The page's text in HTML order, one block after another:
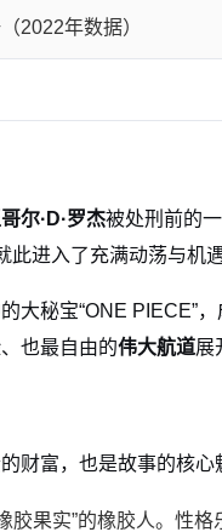
2022年数据）
尔·D·罗杰被处刑前的
此进入了充满动荡与机
大秘宝“ONE
也最自由的伟大航道展
财富，也是故事的核心
胶果实”的橡胶人。性